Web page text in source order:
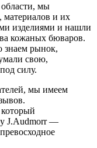
мы
материалов и их
изделиями и нашли
кожаных бюваров.
знаем рынок,
свою,
силу.
мы имеем
J.Audmorr —